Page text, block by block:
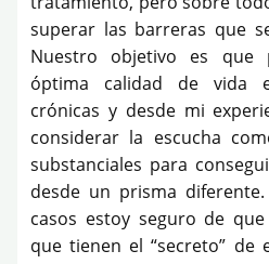
superar las barreras que
Nuestro objetivo es que
óptima calidad de vida
crónicas y desde mi
considerar la escucha
substanciales para
desde un prisma
casos estoy seguro de
que tienen el “secreto” de